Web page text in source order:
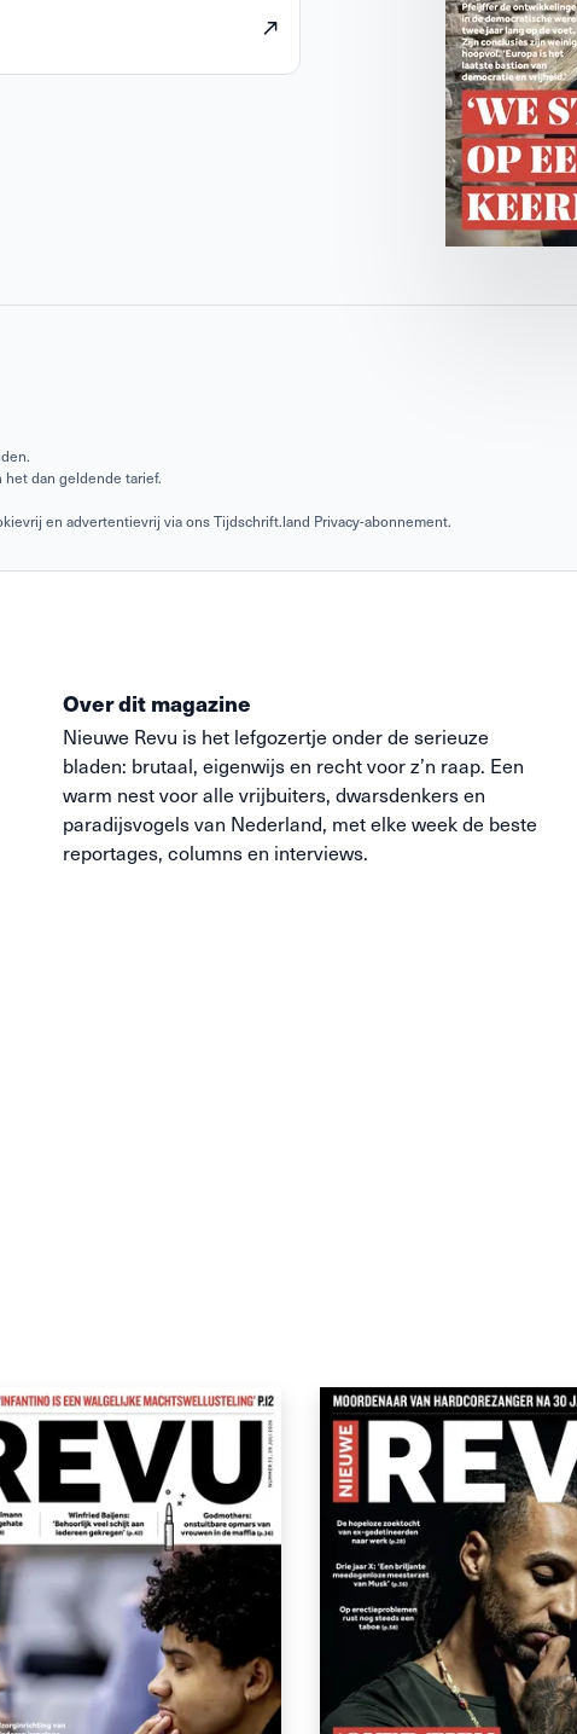
dan geldende tarief.
en advertentievrij via ons Tijdschrift.land Privacy-abonnement.
Over dit magazine
Nieuwe Revu is het lefgozertje onder de serieuze
bladen: brutaal, eigenwijs en recht voor z’n raap. Een
warm nest voor alle vrijbuiters, dwarsdenkers en
paradijsvogels van Nederland, met elke week de beste
reportages, columns en interviews.